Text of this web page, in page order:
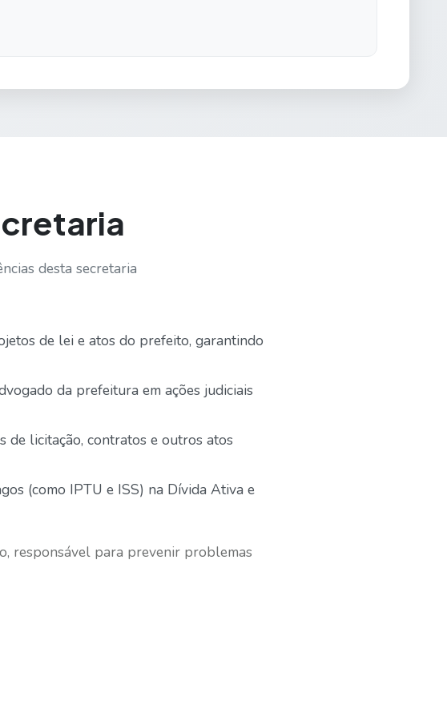
desta secretaria
de lei e atos do prefeito, garantindo
da prefeitura em ações judiciais
de licitação, contratos e outros atos
(como IPTU e ISS) na Dívida Ativa e
responsável para prevenir problemas